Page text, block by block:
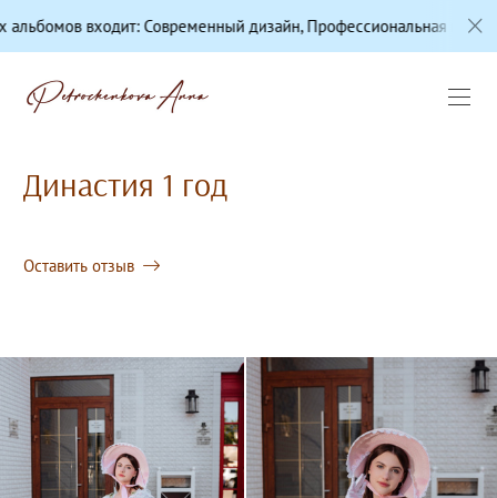
Современный дизайн, Профессиональная цветокоррекция,
Династия 1 год
Оставить отзыв